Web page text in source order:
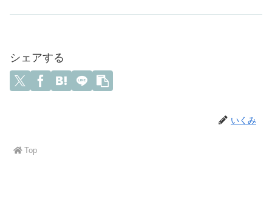
シェアする
いくみ
Top